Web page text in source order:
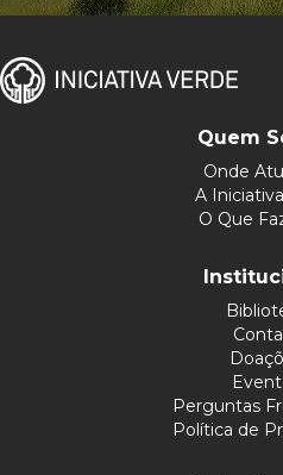
Quem
Onde
A
O Que
Perguntas
Política de